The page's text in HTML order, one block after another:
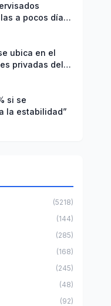
a pocos días
ubica en el
privadas del
si se
la estabilidad”
(5218)
(144)
(285)
(168)
(245)
(48)
(92)